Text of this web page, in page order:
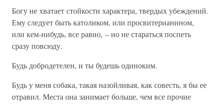
Богу не хватает стойкости характера, твердых убеждений.
Ему следует быть католиком, или просвитерианином,
или кем-нибудь, все равно, – но не стараться поспеть
сразу повсюду.
Будь добродетелен, и ты будешь одиноким.
Будь у меня собака, такая назойливая, как совесть, я бы ее
отравил. Места она занимает больше, чем все прочие